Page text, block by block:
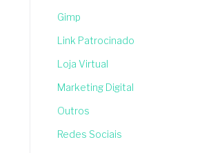
Gimp
Link Patrocinado
Loja Virtual
Marketing Digital
Outros
Redes Sociais